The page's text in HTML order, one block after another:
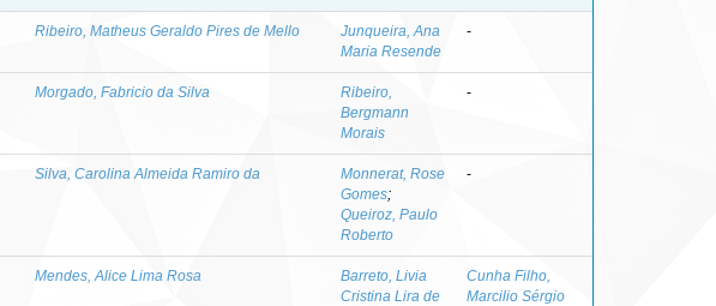
Ribeiro, Matheus Geraldo Pires de Mello
Junqueira, Ana
Maria Resende
-
Morgado, Fabricio da Silva
Ribeiro,
Bergmann
Morais
-
Silva, Carolina Almeida Ramiro da
Monnerat, Rose
Gomes;
Queiroz, Paulo
Roberto
-
Mendes, Alice Lima Rosa
Barreto, Livia
Cristina Lira de
Cunha Filho,
Marcilio Sérgio